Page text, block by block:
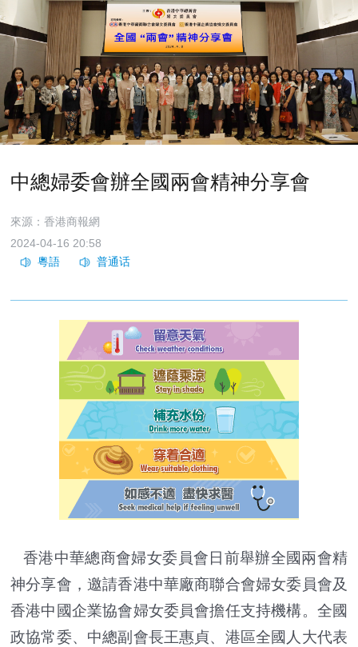
中總婦委會辦全國兩會精神分享會
來源：香港商報網
2024-04-16 20:58
香港中華總商會婦女委員會日前舉辦全國兩會精
神分享會，邀請香港中華廠商聯合會婦女委員會及
香港中國企業協會婦女委員會擔任支持機構。全國
政協常委、中總副會長王惠貞、港區全國人大代表